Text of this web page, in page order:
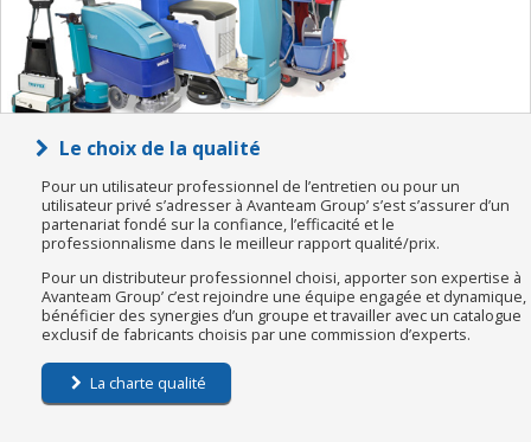
Le choix de la qualité
Pour un utilisateur professionnel de l’entretien ou pour un
utilisateur privé s’adresser à Avanteam Group’ s’est s’assurer d’un
partenariat fondé sur la confiance, l’efficacité et le
professionnalisme dans le meilleur rapport qualité/prix.
Pour un distributeur professionnel choisi, apporter son expertise à
Avanteam Group’ c’est rejoindre une équipe engagée et dynamique,
bénéficier des synergies d’un groupe et travailler avec un catalogue
exclusif de fabricants choisis par une commission d’experts.
La charte qualité